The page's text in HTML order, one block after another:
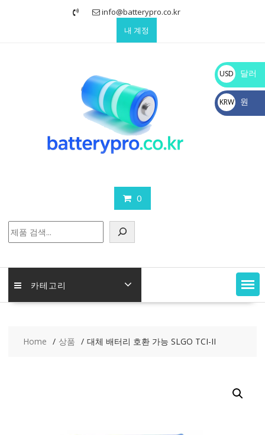
info@batterypro.co.kr
내 계정
0
색
카테고리
Home 상품 대체 배터리 호환 가능 SLGO TCI-II
USD
$
달러
KRW
₩
원